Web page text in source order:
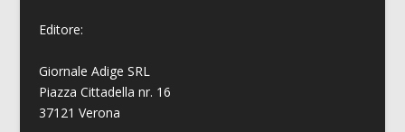
Editore:
Giornale Adige SRL
Piazza Cittadella nr. 16
37121 Verona